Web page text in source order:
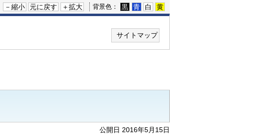
－縮小 元に戻す ＋拡大 背景色： 黒 青 白 黄
サイトマップ
公開日 2016年5月15日